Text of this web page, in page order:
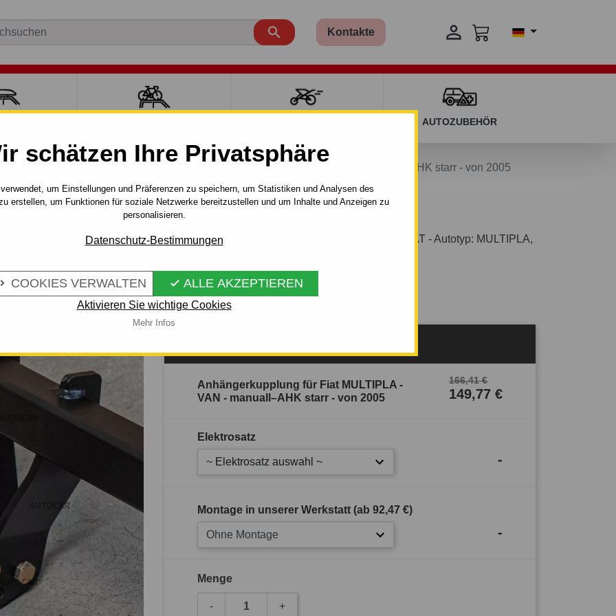
schätzen Ihre Privatsphäre
um Einstellungen und Präferenzen zu speichern, um Statistiken und Analysen des
erstellen, um Funktionen für soziale Netzwerke bereitzustellen und um Inhalte und Anzeigen zu
personalisieren.
Datenschutz-Bestimmungen
COOKIES VERWALTEN  ALLE AKZEPTIEREN
Aktivieren Sie wichtige Cookies
Mehr Infos
 Kontakte 
AUTOZUBEHÖR
Anhängerkupplung für Fiat MULTIPLA - VAN - manuall–AHK starr - von 2005
Artikel-Nr.:
Anhängerkupplung - manuell–AHK starr für Auto FIAT - Autotyp: MULTIPLA,
Mehr Infos
Anhängerkupplung für Fiat MULTIPLA -
VAN - manuall–AHK starr - von 2005
166,41 €
149,77 €
Elektrosatz
~ Elektrosatz auswahl ~ -
Montage in unserer Werkstatt (ab 92,47 €)
Ohne Montage -
Menge
- +